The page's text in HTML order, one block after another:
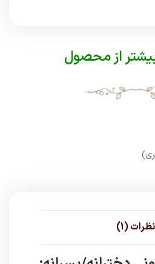
از محصول
نظرات (1)